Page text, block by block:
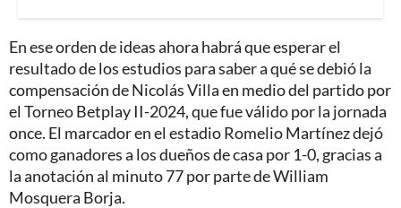
En ese orden de ideas ahora habrá que esperar el
resultado de los estudios para saber a qué se debió la
compensación de Nicolás Villa en medio del partido por
el Torneo Betplay II-2024, que fue válido por la jornada
once. El marcador en el estadio Romelio Martínez dejó
como ganadores a los dueños de casa por 1-0, gracias a
la anotación al minuto 77 por parte de William
Mosquera Borja.